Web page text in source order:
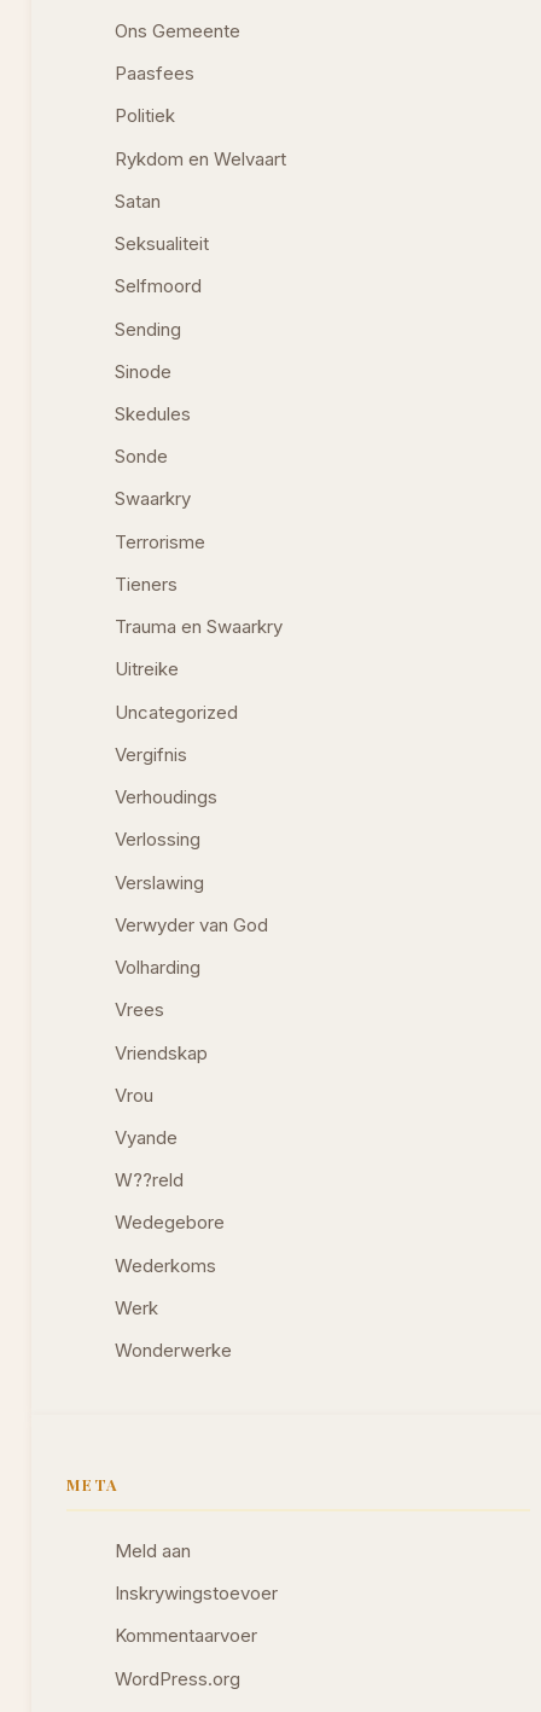
Ons Gemeente
Paasfees
Politiek
Rykdom en Welvaart
Satan
Seksualiteit
Selfmoord
Sending
Sinode
Skedules
Sonde
Swaarkry
Terrorisme
Tieners
Trauma en Swaarkry
Uitreike
Uncategorized
Vergifnis
Verhoudings
Verlossing
Verslawing
Verwyder van God
Volharding
Vrees
Vriendskap
Vrou
Vyande
W??reld
Wedegebore
Wederkoms
Werk
Wonderwerke
META
Meld aan
Inskrywingstoevoer
Kommentaarvoer
WordPress.org